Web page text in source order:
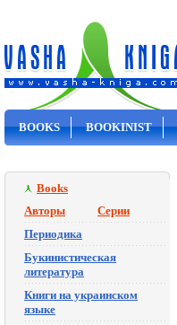
BOOKS BOOKINIST
Books
Авторы
Серии
Периодика
Букинистическая
литература
Книги на украинском
языке